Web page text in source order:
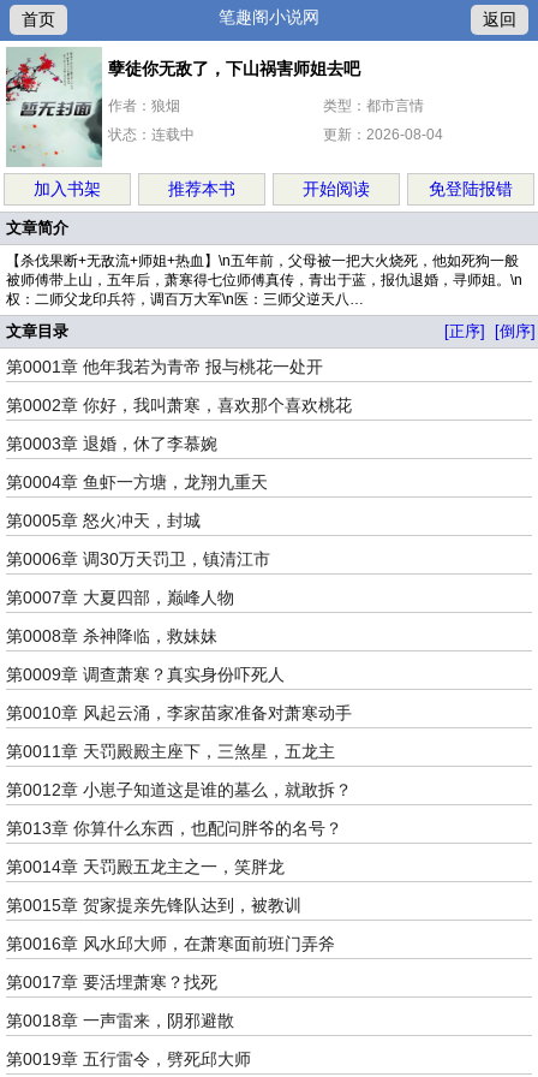
首页 笔趣阁小说网 返回
孽徒你无敌了，下山祸害师姐去吧
作者：狼烟
类型：都市言情
状态：连载中
更新：2026-08-04
加入书架 推荐本书 开始阅读 免登陆报错
文章简介
【杀伐果断+无敌流+师姐+热血】\n五年前，父母被一把大火烧死，他如死狗一般
被师傅带上山，五年后，萧寒得七位师傅真传，青出于蓝，报仇退婚，寻师姐。\n
权：二师父龙印兵符，调百万大军\n医：三师父逆天八…
文章目录 [正序] [倒序]
第0001章 他年我若为青帝 报与桃花一处开
第0002章 你好，我叫萧寒，喜欢那个喜欢桃花
第0003章 退婚，休了李慕婉
第0004章 鱼虾一方塘，龙翔九重天
第0005章 怒火冲天，封城
第0006章 调30万天罚卫，镇清江市
第0007章 大夏四部，巅峰人物
第0008章 杀神降临，救妹妹
第0009章 调查萧寒？真实身份吓死人
第0010章 风起云涌，李家苗家准备对萧寒动手
第0011章 天罚殿殿主座下，三煞星，五龙主
第0012章 小崽子知道这是谁的墓么，就敢拆？
第013章 你算什么东西，也配问胖爷的名号？
第0014章 天罚殿五龙主之一，笑胖龙
第0015章 贺家提亲先锋队达到，被教训
第0016章 风水邱大师，在萧寒面前班门弄斧
第0017章 要活埋萧寒？找死
第0018章 一声雷来，阴邪避散
第0019章 五行雷令，劈死邱大师